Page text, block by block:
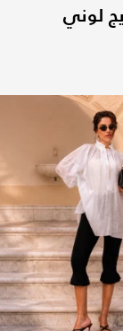
لوني